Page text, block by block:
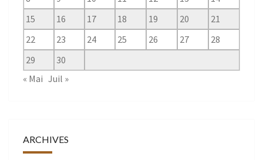
15
16 17 18 19 20
21
22
23 24 25 26 27
28
29
30
« Mai Juil »
ARCHIVES